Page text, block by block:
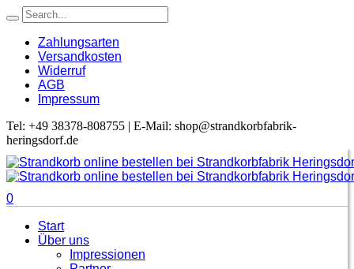
Zahlungsarten
Versandkosten
Widerruf
AGB
Impressum
Tel: +49 38378-808755 | E-Mail: shop@strandkorbfabrik-
heringsdorf.de
0
Start
Über uns
Impressionen